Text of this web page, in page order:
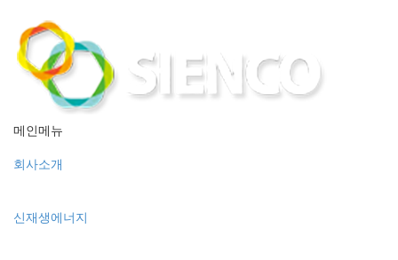
메인메뉴
회사소개
신재생에너지